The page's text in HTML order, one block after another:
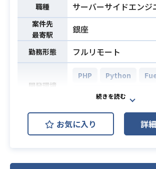
職種 サーバーサイドエンジ
案件先
最寄駅
銀座
勤務形態 フルリモート
開発環境
PHP Python
BigQuery
MySQL
本プロジェクトは2016
トしている。
お気に入り 詳